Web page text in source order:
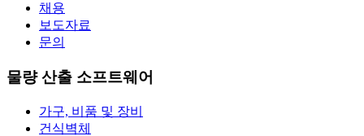
채용
보도자료
문의
물량 산출 소프트웨어
가구, 비품 및 장비
건식벽체